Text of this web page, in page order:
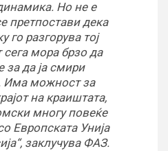
Но не е
претпостави дека
го разгорува тој
сега мора брзо да
за да ја смири
Има можност за
на краиштата,
многу повеќе
Европската Унија
заклучува ФАЗ.